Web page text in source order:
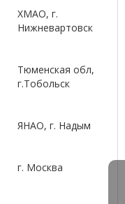
ХМАО, г.
Нижневартовск
Тюменская обл,
г.Тобольск
ЯНАО, г. Надым
г. Москва